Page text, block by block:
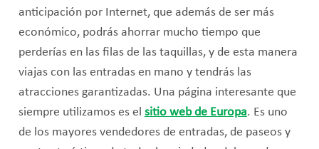
anticipación por Internet, que además de ser más
económico, podrás ahorrar mucho tiempo que
perderías en las filas de las taquillas, y de esta manera
viajas con las entradas en mano y tendrás las
atracciones garantizadas. Una página interesante que
siempre utilizamos es el sitio web de Europa. Es uno
de los mayores vendedores de entradas, de paseos y